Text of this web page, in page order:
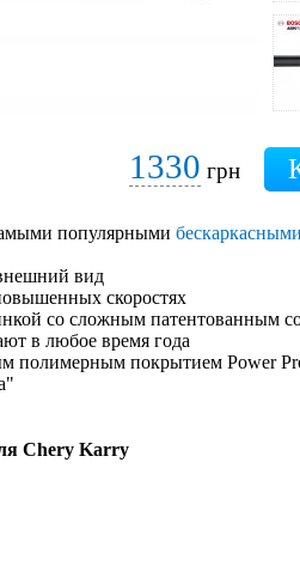
1330 грн
популярными
вид
скоростях
со сложным патентованным
в любое время года
полимерным покрытием Power
Chery Karry